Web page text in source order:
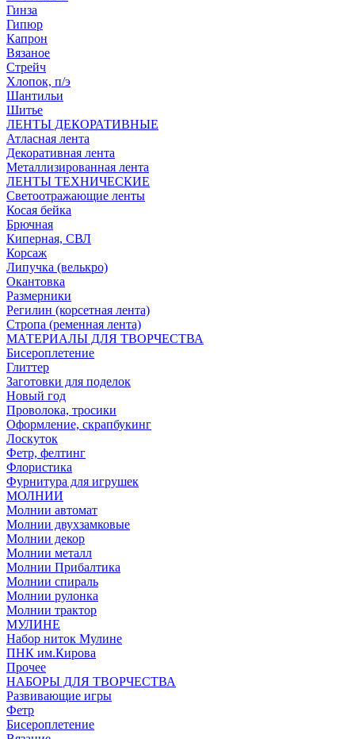
Гинза
Гипюр
Капрон
Вязаное
Стрейч
Хлопок, п/э
Шантильи
Шитье
ЛЕНТЫ ДЕКОРАТИВНЫЕ
Атласная лента
Декоративная лента
Металлизированная лента
ЛЕНТЫ ТЕХНИЧЕСКИЕ
Светоотражающие ленты
Косая бейка
Брючная
Киперная, СВЛ
Корсаж
Липучка (велькро)
Окантовка
Размерники
Регилин (корсетная лента)
Стропа (ременная лента)
МАТЕРИАЛЫ ДЛЯ ТВОРЧЕСТВА
Бисероплетение
Глиттер
Заготовки для поделок
Новый год
Проволока, тросики
Оформление, скрапбукинг
Лоскуток
Фетр, фелтинг
Флористика
Фурнитура для игрушек
МОЛНИИ
Молнии автомат
Молнии двухзамковые
Молнии декор
Молнии металл
Молнии Прибалтика
Молнии спираль
Молнии рулонка
Молнии трактор
МУЛИНЕ
Набор ниток Мулине
ПНК им.Кирова
Прочее
НАБОРЫ ДЛЯ ТВОРЧЕСТВА
Развивающие игры
Фетр
Бисероплетение